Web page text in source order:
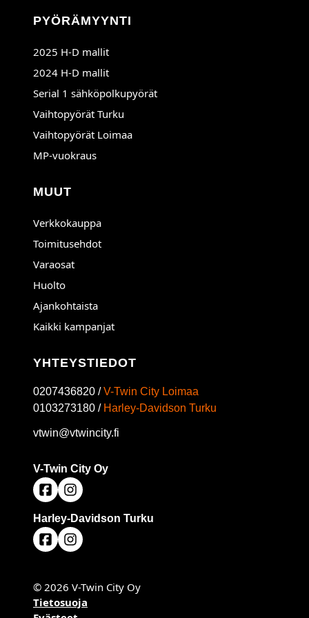
PYÖRÄMYYNTI
2025 H-D mallit
2024 H-D mallit
Serial 1 sähköpolkupyörät
Vaihtopyörät Turku
Vaihtopyörät LoimaaAvautuu uuteen ikkunaan
MP-vuokraus
MUUT
Verkkokauppa
Toimitusehdot
Varaosat
Huolto
Ajankohtaista
Kaikki kampanjat
YHTEYSTIEDOT
0207436820 /V-Twin City Loimaa
0103273180 / Harley-Davidson Turku
vtwin@vtwincity.fi
V-Twin City Oy
Harley-Davidson Turku
© 2026 V-Twin City Oy
Tietosuoja